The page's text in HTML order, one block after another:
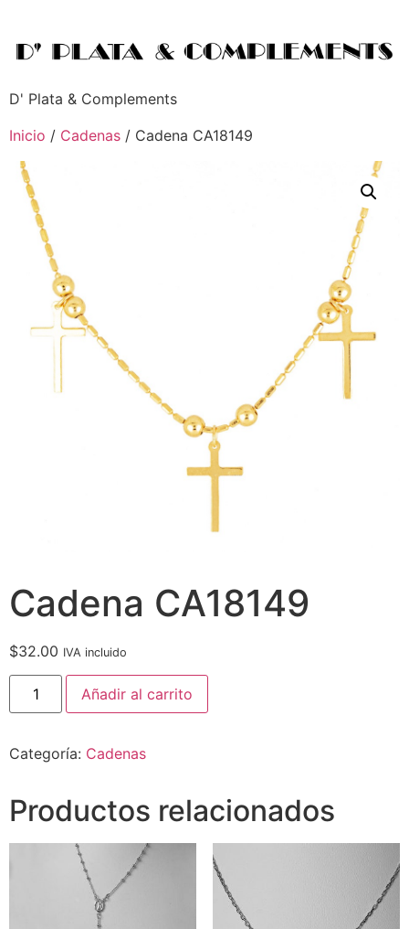
D' Plata & Complements
Inicio / Cadenas / Cadena CA18149
Cadena CA18149
$32.00 IVA incluido
Añadir al carrito
Categoría: Cadenas
Productos relacionados